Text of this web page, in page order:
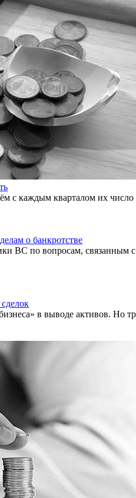
с каждым кварталом их
о банкротстве
ВС по вопросам, связанным
в выводе активов. Но